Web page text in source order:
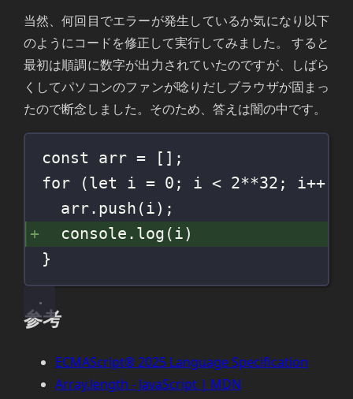
当然、何回目でエラーが発生しているか気になり以下
のようにコードを修正して実行してみました。 すると
最初は順調に数字が出力されていたのですが、しばら
くしてパソコンのファンが唸りだしブラウザが固まっ
たので断念しました。そのため、答えは闇の中です。
const arr = [];
for (let i = 0 ; i < 2**32 ; i++) {
arr. push (i);
console. log (i)
}
参考
ECMAScript® 2025 Language Specification
Array.length - JavaScript | MDN